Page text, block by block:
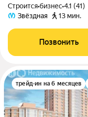
Строится•бизнес•4.1 (41)
Звёздная
13 мин.
Позвонить
трейд-ин на 6 месяцев